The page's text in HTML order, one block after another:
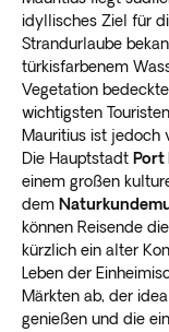
idyllisches Ziel für
Strandurlaube
türkisfarbenem
Vegetation
wichtigsten
Mauritius ist jedoch
Die Hauptstadt Port
einem großen
dem
können Reisende
kürzlich ein alter
Leben der
Märkten ab, der
genießen und die